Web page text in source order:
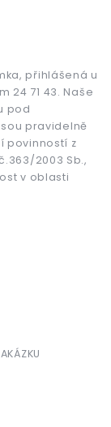
přihlášená u
24 71 43. Naše
pod
pravidelně
povinností z
2003 Sb.,
v oblasti